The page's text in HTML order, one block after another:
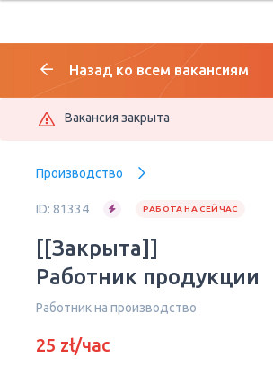
Назад ко всем вакансиям
Вакансия закрыта
Производство
ID: 81334 РАБОТА НА СЕЙЧАС
[[Закрыта]]
Работник продукции
Работник на производство
25 zł/час